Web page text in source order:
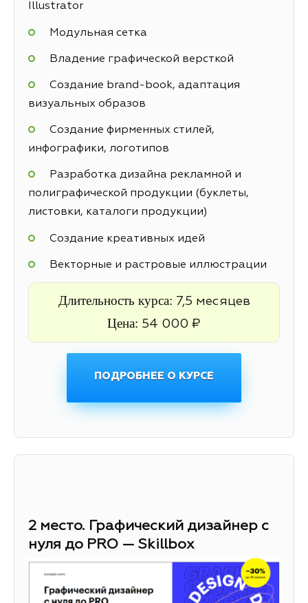
Illustrator
Модульная сетка
Владение графической версткой
Создание brand-book, адаптация
визуальных образов
Создание фирменных стилей,
инфографики, логотипов
Разработка дизайна рекламной и
полиграфической продукции (буклеты,
листовки, каталоги продукции)
Создание креативных идей
Векторные и растровые иллюстрации
Длительность курса: 7,5 месяцев
Цена: 54 000 ₽
ПОДРОБНЕЕ О КУРСЕ
2 место. Графический дизайнер с
нуля до PRO — Skillbox